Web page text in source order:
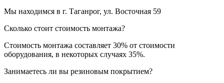
Мы находимся в г. Таганрог, ул. Восточная 59
Сколько стоит стоимость монтажа?
Стоимость монтажа составляет 30% от стоимости
оборудования, в некоторых случаях 35%.
Занимаетесь ли вы резиновым покрытием?